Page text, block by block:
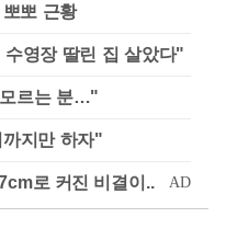
뽀 근황
영장 딸린 집 살았다"
르는 분…"
지만 하자"